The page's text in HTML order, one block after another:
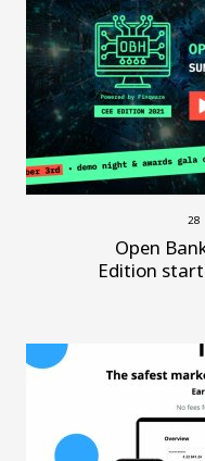
28
Open
Edition